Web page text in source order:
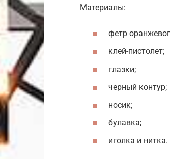
Материалы:
фетр
клей-пистолет;
глазки;
черный контур;
носик;
булавка;
иголка и нитка.